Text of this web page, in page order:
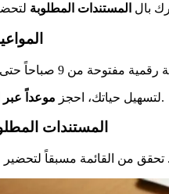
بال المستندات المطلوبة
لتسهيل حياتك، احجز موعداً عبر قبل أن تأتي.
المستندات